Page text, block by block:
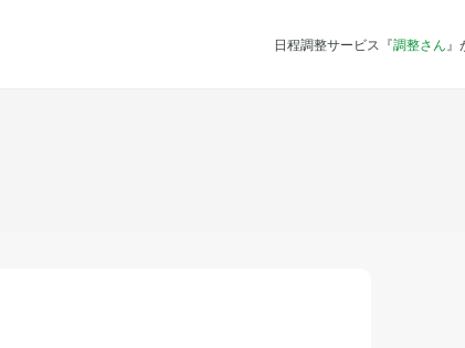
日程調整サービス『調整さん 』